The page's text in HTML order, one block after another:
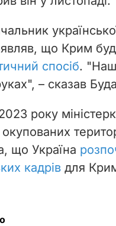
що Крим
спосіб.
– сказав
року
що Україна
кадрів для